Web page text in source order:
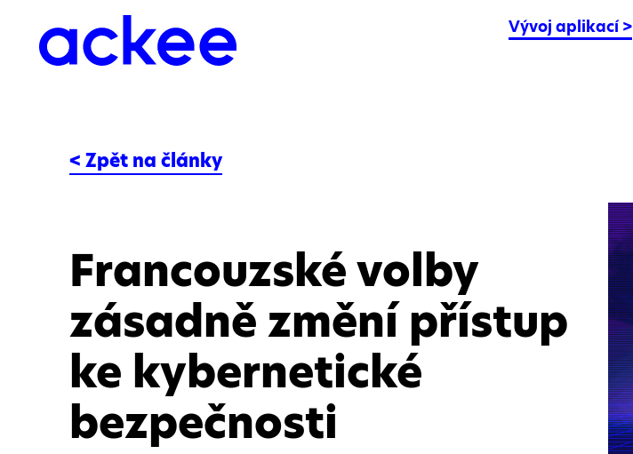
Vývoj aplikací>
< Zpět na články
Francouzské volby
zásadně změní přístup
ke kybernetické
bezpečnosti